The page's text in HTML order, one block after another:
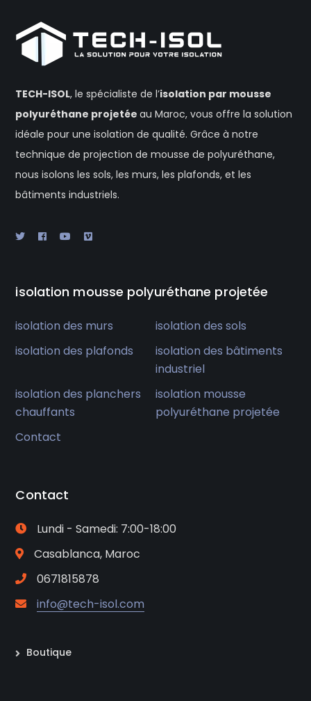
TECH-ISOL, le spécialiste de l’isolation par mousse
polyuréthane projetéeau Maroc, vous offre la solution
idéale pour une isolation de qualité. Grâce à notre
technique de projection de mousse de polyuréthane,
nous isolons les sols, les murs, les plafonds, et les
bâtiments industriels.
isolation mousse polyuréthane projetée
isolation des murs
isolation des sols
isolation des plafonds
isolation des bâtiments
industriel
isolation des planchers
chauffants
isolation mousse
polyuréthane projetée
Contact
Contact
Lundi - Samedi: 7:00-18:00
Casablanca, Maroc
0671815878
info@tech-isol.com
Boutique